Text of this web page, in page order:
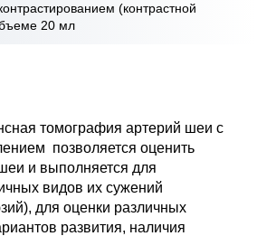
(контрастной
20 мл
томография артерий шеи с
позволяется оценить
и выполняется для
видов их сужений
для оценки различных
развития, наличия